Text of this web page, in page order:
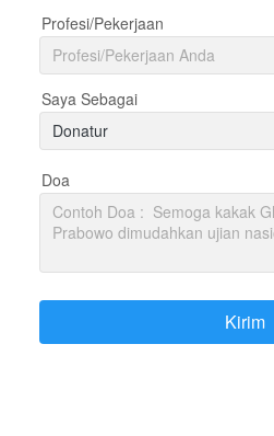
Profesi/Pekerjaan
Saya Sebagai
Donatur
Doa
`Kirim